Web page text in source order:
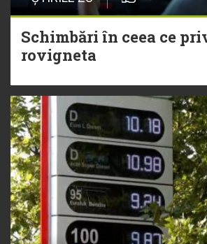
Schimbări în ceea ce
rovigneta